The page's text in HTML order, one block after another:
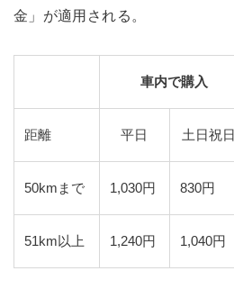
金」が適用される。
車内で購入
距離 平日 土日祝日
50kmまで 1,030円 830円
51km以上 1,240円 1,040円